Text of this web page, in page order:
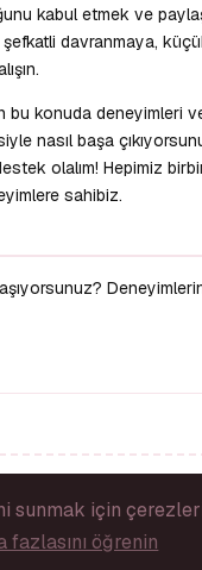
sunmak için
fazlasını öğrenin
kabul etmek ve
davranmaya,
bu konuda deneyimleri
nasıl başa
olalım! Hepimiz
sahibiz.